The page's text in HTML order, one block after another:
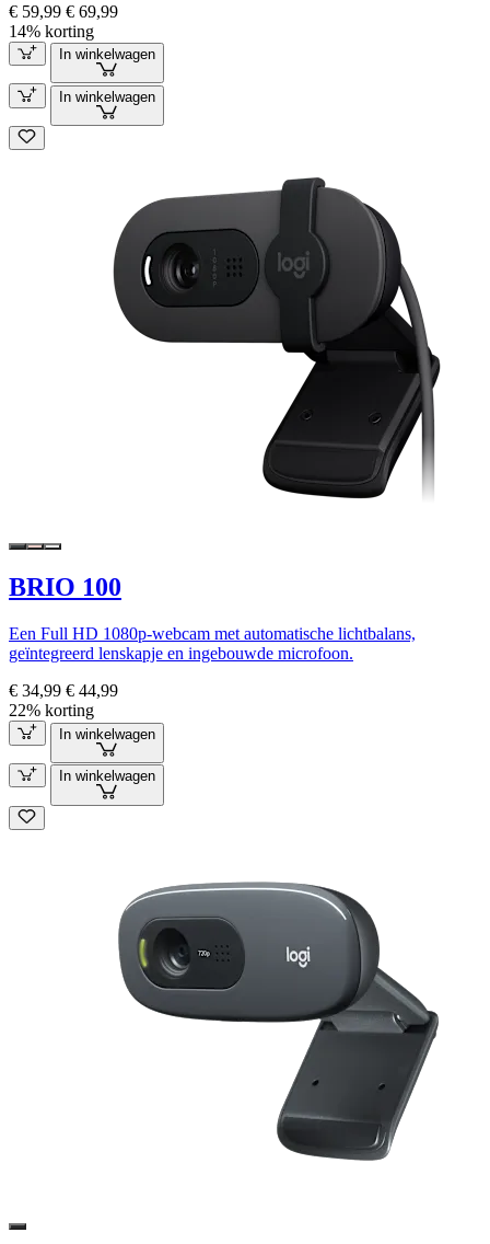
€ 59,99 € 69,99
14% korting
In winkelwagen
In winkelwagen
BRIO 100
Een Full HD 1080p-webcam met automatische lichtbalans,
geïntegreerd lenskapje en ingebouwde microfoon.
€ 34,99 € 44,99
22% korting
In winkelwagen
In winkelwagen